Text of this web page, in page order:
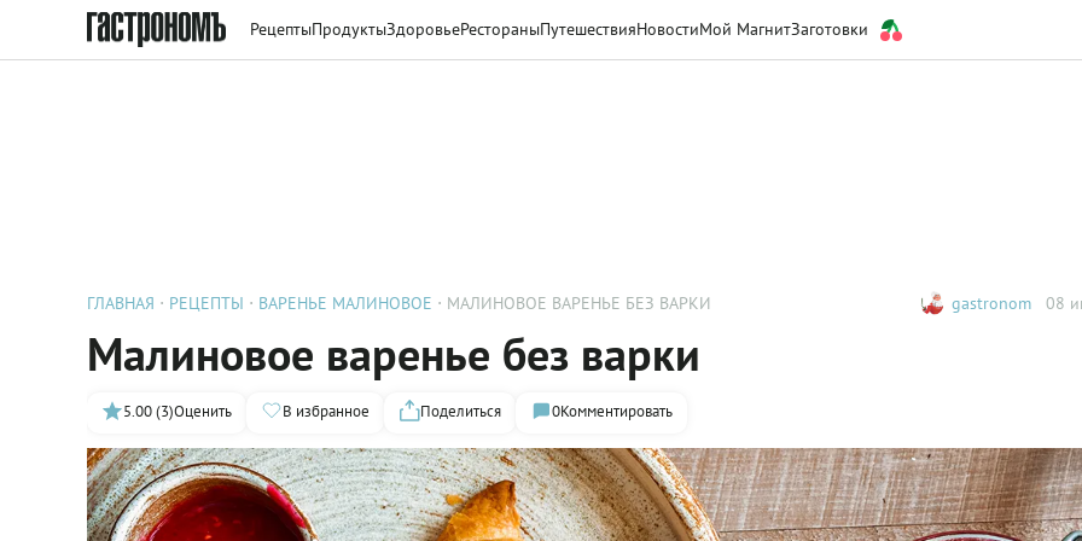
РецептыПродуктыЗдоровьеРестораныПутешествияНовостиМой МагнитЗаготовки
ГЛАВНАЯ РЕЦЕПТЫ ВАРЕНЬЕ МАЛИНОВОЕ МАЛИНОВОЕ ВАРЕНЬЕ БЕЗ ВАРКИ gastronom 08
Малиновое варенье без варки
5.00 (3)Оценить В избранное Поделиться 0Комментировать